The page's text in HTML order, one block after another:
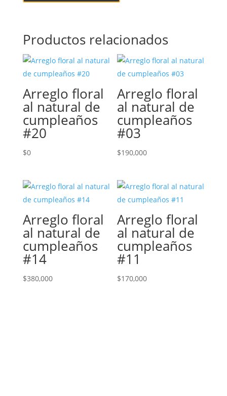
Productos relacionados
Arreglo floral
al natural de
cumpleaños
#20
$0
Arreglo floral
al natural de
cumpleaños
#03
$190,000
Arreglo floral
al natural de
cumpleaños
#14
$380,000
Arreglo floral
al natural de
cumpleaños
#11
$170,000